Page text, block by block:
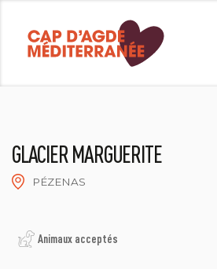
contenu
GLACIER MARGUERITE
PÉZENAS
Animaux acceptés